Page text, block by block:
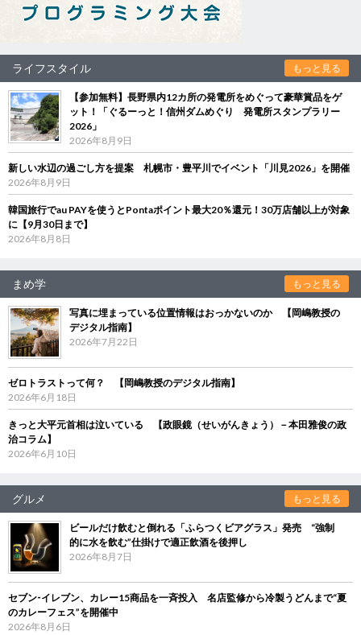
ライフスタイル もっと見る
【参加無料】長野県内12カ所の発電所をめぐって豪華賞品をゲ
ット！「ぐるーっと！信州ダムめぐり 発電所スタンプラリー
2026」
2026年8月9日
新しい水辺の過ごし方を提案 札幌市・豊平川でイベント「川見2026」を開催
2026年8月9日
韓国旅行でau PAYを使うとPontaポイント最大20％還元！30万店舗以上が対象
に【9月30日まで】
2026年8月8日
まめ学 もっと見る
写真に埋まっている位置情報はおっかないのか 【岡嶋教授の
デジタル指南】
2026年7月22日
ゼロトラストって何？ 【岡嶋教授のデジタル指南】
2026年6月18日
きっと大平元首相は泣いている 【政眼鏡（せいがんきょう）－本田雅俊の政
治コラム】
2026年6月10日
グルメ もっと見る
ビールだけ飲むと倒れる「ふらつくビアグラス」発売 “強制
的に水を飲む”仕掛けで適正飲酒を後押し
2026年8月7日
セブン‐イレブン、カレー15商品を一斉投入 名店監修から冷製うどんまで“夏
のカレーフェス”を開催中
2026年8月6日